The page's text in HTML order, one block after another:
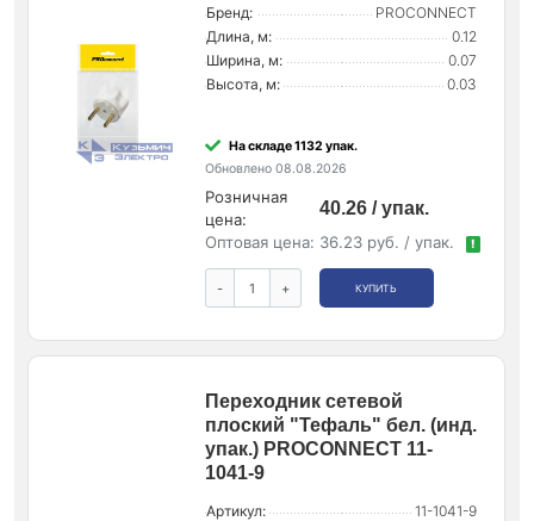
Бренд:
PROCONNECT
Длина, м:
0.12
Ширина, м:
0.07
Высота, м:
0.03
На складе 1132 упак.
Обновлено 08.08.2026
Розничная
цена:
40.26 / упак.
Оптовая цена: 36.23 руб. / упак. !
- + КУПИТЬ
Переходник сетевой
плоский "Тефаль" бел. (инд.
упак.) PROCONNECT 11-
1041-9
Артикул:
11-1041-9